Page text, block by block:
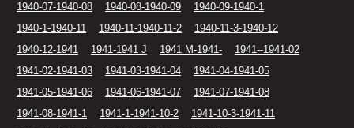
1940-07-1940-08
1940-08-1940-09
1940-09-1940-1
1940-1-1940-11
1940-11-1940-11-2
1940-11-3-1940-12
1940-12-1941
1941-1941 J 1941 M-1941-
1941--1941-02
1941-02-1941-03
1941-03-1941-04
1941-04-1941-05
1941-05-1941-06
1941-06-1941-07
1941-07-1941-08
1941-08-1941-1
1941-1-1941-10-2
1941-10-3-1941-11